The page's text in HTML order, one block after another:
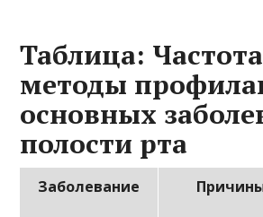
Таблица:
методы
основных
полости рта
Заболевание